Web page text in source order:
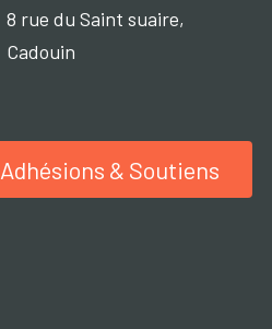
8 rue du Saint suaire,
Cadouin
Adhésions & Soutiens